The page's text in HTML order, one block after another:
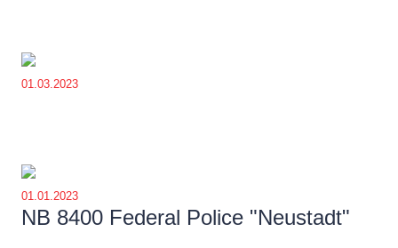
01.03.2023
01.01.2023
NB 8400 Federal Police "Neustadt"